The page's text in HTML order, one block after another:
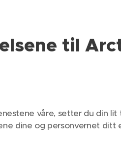
til
våre, setter du din
dine og personvernet